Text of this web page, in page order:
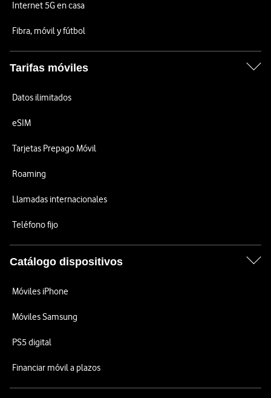
Internet 5G en casa
Fibra, móvil y fútbol
Tarifas móviles
Datos ilimitados
eSIM
Tarjetas Prepago Móvil
Roaming
Llamadas internacionales
Teléfono fijo
Catálogo dispositivos
Móviles iPhone
Móviles Samsung
PS5 digital
Financiar móvil a plazos